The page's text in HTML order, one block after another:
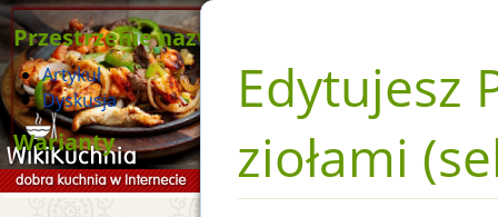
Edytujesz
ziołami
Przestrzenie nazw
Artykuł
Dyskusja
Warianty